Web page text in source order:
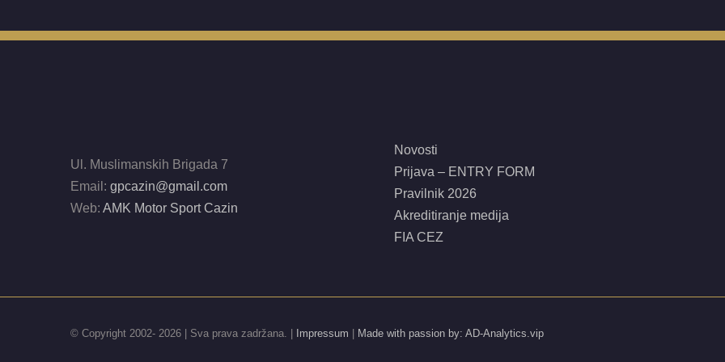
Ul. Muslimanskih Brigada 7
Email: gpcazin@gmail.com
Web: AMK Motor Sport Cazin
Novosti
Prijava – ENTRY FORM
Pravilnik 2026
Akreditiranje medija
FIA CEZ
© Copyright 2002- 2026 | Sva prava zadržana. | Impressum Made with passion by: AD-Analytics.vip